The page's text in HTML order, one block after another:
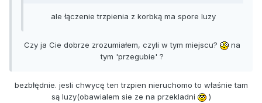
ale łączenie trzpienia z korbką ma spore luzy
Czy ja Cie dobrze zrozumiałem, czyli w tym miejscu?
na
tym 'przegubie' ?
bezbłędnie. jesli chwycę ten trzpien nieruchomo to właśnie tam
są luzy(obawialem sie ze na przekladni
)